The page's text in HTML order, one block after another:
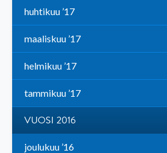
huhtikuu ’17
maaliskuu ’17
helmikuu ’17
tammikuu ’17
VUOSI 2016
joulukuu ’16